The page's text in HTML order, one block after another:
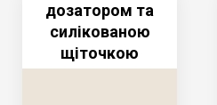
дозатором та
силікованою
щіточкою